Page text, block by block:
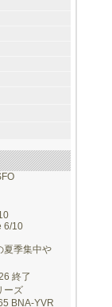
6/10
夏季集中や
終了
ーズ
BNA-YVR